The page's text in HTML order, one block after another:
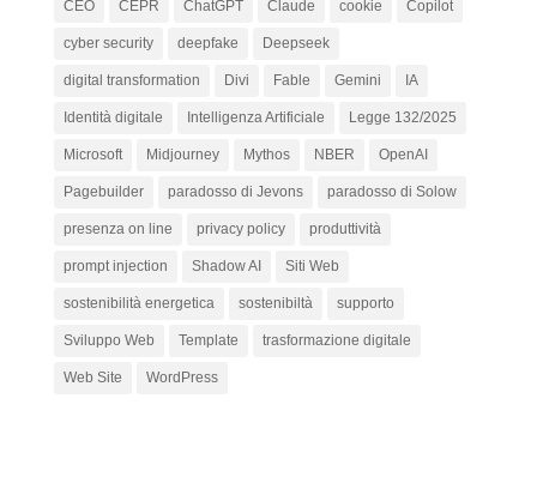
CEO CEPR ChatGPT Claude cookie Copilot
cyber security deepfake Deepseek
digital transformation Divi Fable Gemini IA
Identità digitale Intelligenza Artificiale Legge 132/2025
Microsoft Midjourney Mythos NBER OpenAI
Pagebuilder paradosso di Jevons paradosso di Solow
presenza on line privacy policy produttività
prompt injection Shadow AI Siti Web
sostenibilità energetica sostenibiltà supporto
Sviluppo Web Template trasformazione digitale
Web Site WordPress